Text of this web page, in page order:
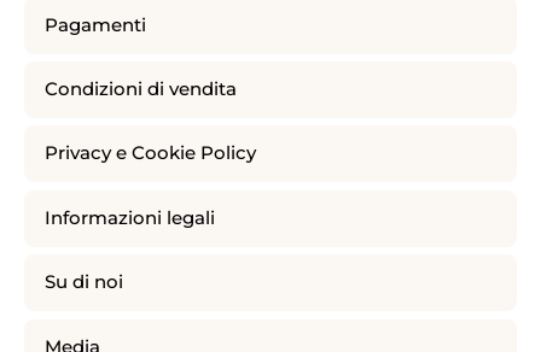
Pagamenti
Condizioni di vendita
Privacy e Cookie Policy
Informazioni legali
Su di noi
Media